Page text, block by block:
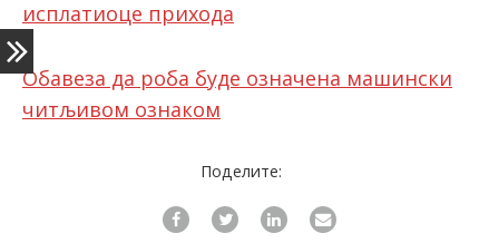
Пријава
исплатиоце прихода
Обавеза да роба буде означена машински
читљивом ознаком
Поделите: